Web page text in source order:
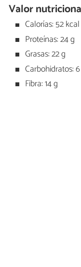
Valor
Calorías: 52 kcal
Proteínas: 24 g
Grasas: 22 g
Carbohidratos:
Fibra: 14 g